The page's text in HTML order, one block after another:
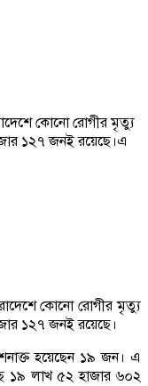
কোনো রোগীর মৃত্যু
১২৭ জনই রয়েছে।এ
কোনো রোগীর মৃত্যু
১২৭ জনই রয়েছে।
হয়েছেন ১৯ জন। এ
১৯ লাখ ৫২ হাজার ৬০২